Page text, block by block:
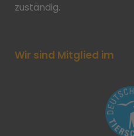
zuständig.
Wir sind Mitglied im